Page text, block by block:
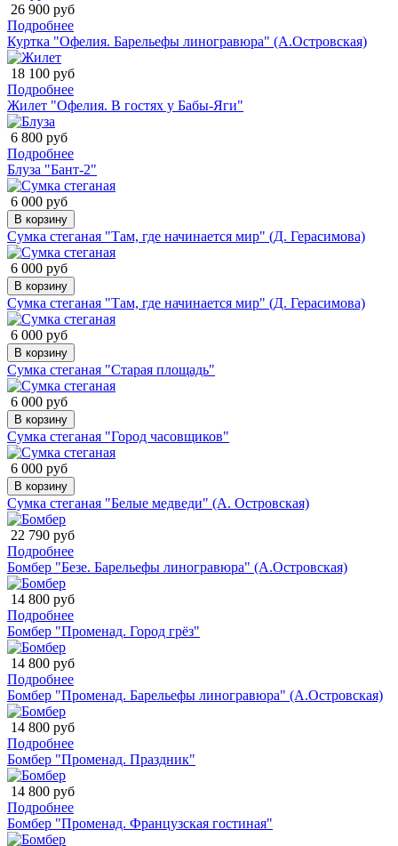
26 900 руб
Подробнее
Куртка "Офелия. Барельефы линогравюра" (А.Островская)
18 100 руб
Подробнее
Жилет "Офелия. В гостях у Бабы-Яги"
6 800 руб
Подробнее
Блуза "Бант-2"
6 000 руб
В корзину
Сумка стеганая "Там, где начинается мир" (Д. Герасимова)
6 000 руб
В корзину
Сумка стеганая "Там, где начинается мир" (Д. Герасимова)
6 000 руб
В корзину
Сумка стеганая "Старая площадь"
6 000 руб
В корзину
Сумка стеганая "Город часовщиков"
6 000 руб
В корзину
Сумка стеганая "Белые медведи" (А. Островская)
22 790 руб
Подробнее
Бомбер "Безе. Барельефы линогравюра" (А.Островская)
14 800 руб
Подробнее
Бомбер "Променад. Город грёз"
14 800 руб
Подробнее
Бомбер "Променад. Барельефы линогравюра" (А.Островская)
14 800 руб
Подробнее
Бомбер "Променад. Праздник"
14 800 руб
Подробнее
Бомбер "Променад. Французская гостиная"